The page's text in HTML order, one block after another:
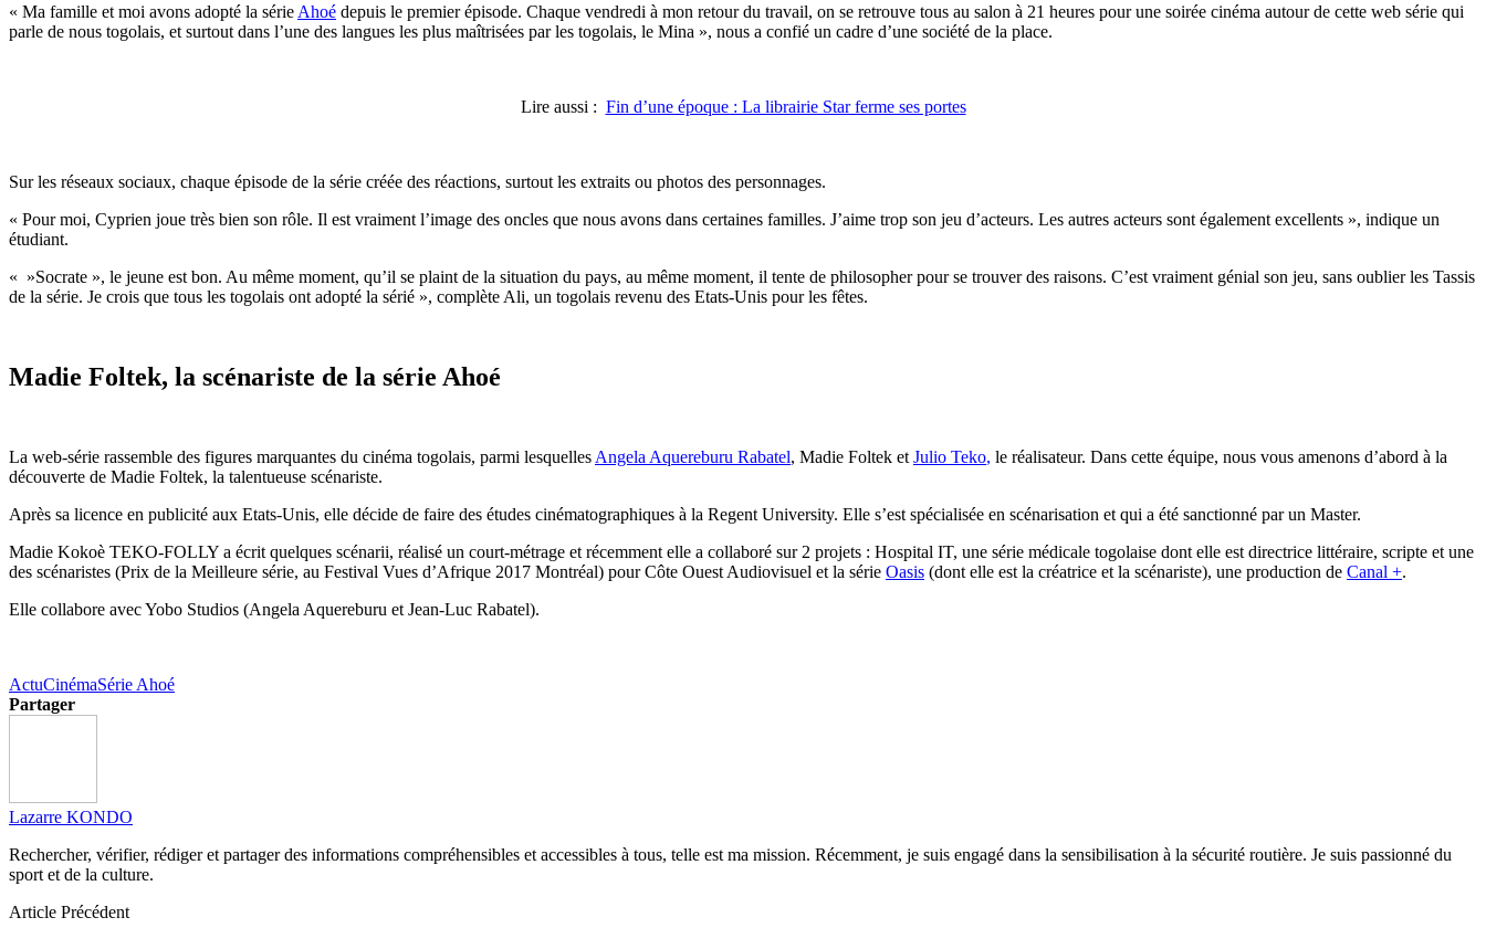
« Ma famille et moi avons adopté la série Ahoé depuis le premier épisode. Chaque vendredi à mon retour du travail, on se retrouve tous au salon à 21 heures pour une soirée cinéma autour de cette web série qui
parle de nous togolais, et surtout dans l’une des langues les plus maîtrisées par les togolais, le Mina », nous a confié un cadre d’une société de la place.
Lire aussi : Fin d’une époque : La librairie Star ferme ses portes
Sur les réseaux sociaux, chaque épisode de la série créée des réactions, surtout les extraits ou photos des personnages.
« Pour moi, Cyprien joue très bien son rôle. Il est vraiment l’image des oncles que nous avons dans certaines familles. J’aime trop son jeu d’acteurs. Les autres acteurs sont également excellents », indique un
étudiant.
« »Socrate », le jeune est bon. Au même moment, qu’il se plaint de la situation du pays, au même moment, il tente de philosopher pour se trouver des raisons. C’est vraiment génial son jeu, sans oublier les Tassis
de la série. Je crois que tous les togolais ont adopté la sérié », complète Ali, un togolais revenu des Etats-Unis pour les fêtes.
Madie Foltek, la scénariste de la série Ahoé
La web-série rassemble des figures marquantes du cinéma togolais, parmi lesquelles Angela Aquereburu Rabatel, Madie Foltek et Julio Teko, le réalisateur. Dans cette équipe, nous vous amenons d’abord à la
découverte de Madie Foltek, la talentueuse scénariste.
Après sa licence en publicité aux Etats-Unis, elle décide de faire des études cinématographiques à la Regent University. Elle s’est spécialisée en scénarisation et qui a été sanctionné par un Master.
Madie Kokoè TEKO-FOLLY a écrit quelques scénarii, réalisé un court-métrage et récemment elle a collaboré sur 2 projets : Hospital IT, une série médicale togolaise dont elle est directrice littéraire, scripte et une
des scénaristes (Prix de la Meilleure série, au Festival Vues d’Afrique 2017 Montréal) pour Côte Ouest Audiovisuel et la série Oasis (dont elle est la créatrice et la scénariste), une production de Canal +.
Elle collabore avec Yobo Studios (Angela Aquereburu et Jean-Luc Rabatel).
ActuCinémaSérie Ahoé
Partager
Lazarre KONDO
Rechercher, vérifier, rédiger et partager des informations compréhensibles et accessibles à tous, telle est ma mission. Récemment, je suis engagé dans la sensibilisation à la sécurité routière. Je suis passionné du
sport et de la culture.
Article Précédent